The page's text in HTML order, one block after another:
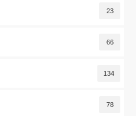
23
66
134
78